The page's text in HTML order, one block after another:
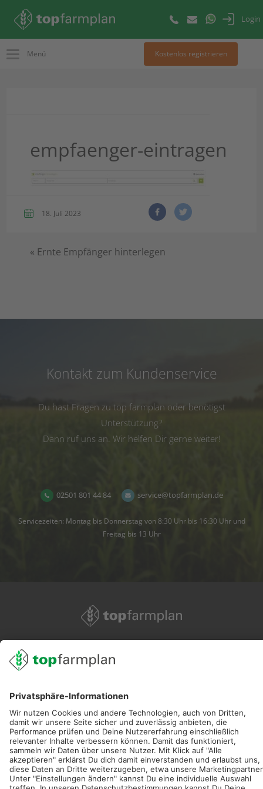
Login
Menü Kostenlos registrieren
empfaenger-eintragen
18. Juli 2023
« Ernte Empfänger hinterlegen
Kontakt zum Kundenservice
Du hast Fragen zu top farmplan oder benötigst
Unterstützung?
Dann ruf uns an. Wir helfen Dir gerne weiter!
02501 801 44 84 service@topfarmplan.de
Servicezeiten: Montag bis Donnerstag von 8:30 Uhr bis 16:30 Uhr und
Freitag bis 13 Uhr
service@topfarmplan.de
Neue Features, spannende Tipps und hilfreiche Anleitungen!